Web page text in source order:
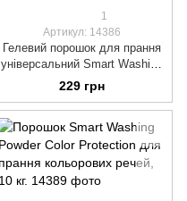
1
Артикул: 14386
Гелевий порошок для прання
універсальний Smart Washing
Gel For White and Colors, 4.5
229 грн